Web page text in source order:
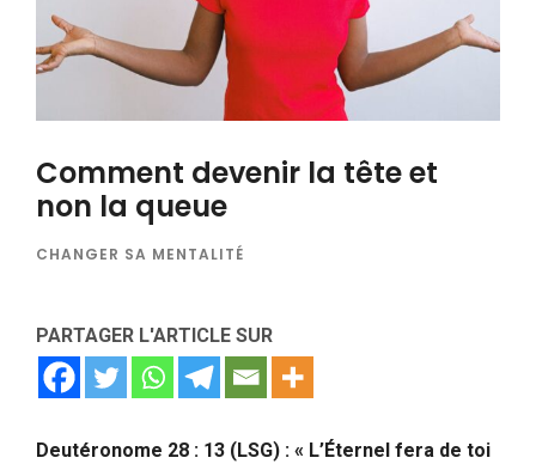
Comment devenir la tête et
non la queue
CHANGER SA MENTALITÉ
PARTAGER L'ARTICLE SUR
Deutéronome 28 : 13 (LSG) : « L’Éternel fera de toi